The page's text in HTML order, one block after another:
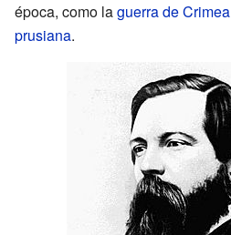
época, como laguerra de Crimea
prusiana.